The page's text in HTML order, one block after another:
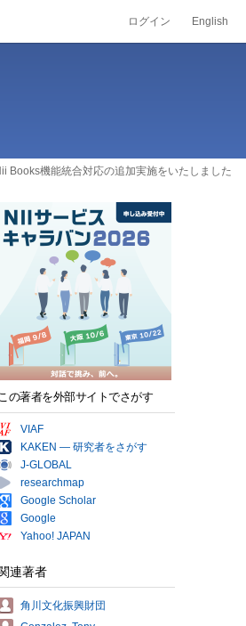
ログイン English
Books機能統合対応の追加実施をいたしました
の著者を外部サイトでさがす
VIAF
KAKEN — 研究者をさがす
J-GLOBAL
researchmap
Google Scholar
Google
Yahoo! JAPAN
連著者
角川文化振興財団